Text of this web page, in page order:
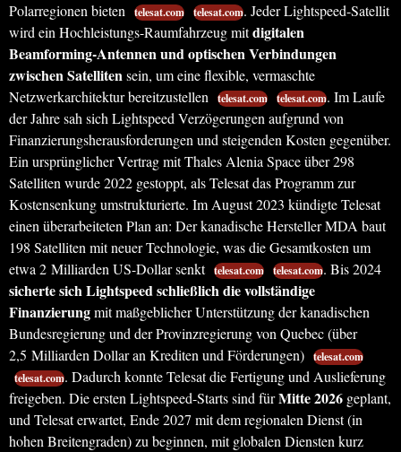
Polarregionen bieten telesat.com telesat.com. Jeder Lightspeed-Satellit
wird ein Hochleistungs-Raumfahrzeug mitdigitalen
Beamforming-Antennen und optischen Verbindungen
zwischen Satellitensein, um eine flexible, vermaschte
Netzwerkarchitektur bereitzustellen telesat.com telesat.com. Im Laufe
der Jahre sah sich Lightspeed Verzögerungen aufgrund von
Finanzierungsherausforderungen und steigenden Kosten gegenüber.
Ein ursprünglicher Vertrag mit Thales Alenia Space über 298
Satelliten wurde 2022 gestoppt, als Telesat das Programm zur
Kostensenkung umstrukturierte. Im August 2023 kündigte Telesat
einen überarbeiteten Plan an: Der kanadische Hersteller MDA baut
198 Satelliten mit neuer Technologie, was die Gesamtkosten um
etwa 2 Milliarden US-Dollar senkt telesat.com telesat.com. Bis 2024
sicherte sich Lightspeed schließlich die vollständige
Finanzierungmit maßgeblicher Unterstützung der kanadischen
Bundesregierung und der Provinzregierung von Quebec (über
2,5 Milliarden Dollar an Krediten und Förderungen) telesat.com
telesat.com. Dadurch konnte Telesat die Fertigung und Auslieferung
freigeben. Die ersten Lightspeed-Starts sind fürMitte 2026 geplant,
und Telesat erwartet, Ende 2027 mit dem regionalen Dienst (in
hohen Breitengraden) zu beginnen, mit globalen Diensten kurz